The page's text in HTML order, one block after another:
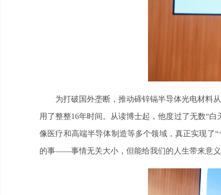
为打破国外垄断，推动碲锌镉半导体光电材料
用了整整16年时间。从读博士起，他度过了无数“
像医疗和高端半导体制造等多个领域，真正实现了
的事——事情无关大小，但能给我们的人生带来意